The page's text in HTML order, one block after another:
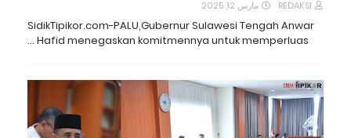
REDAKSI مارس 12, 2025
SidikTipikor.com-PALU,Gubernur Sulawesi Tengah Anwar
Hafid menegaskan komitmennya untuk memperluas …